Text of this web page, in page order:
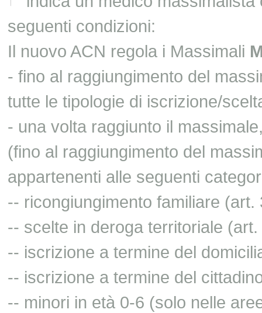
seguenti condizioni:
Il nuovo ACN regola i Massimali
- fino al raggiungimento del
tutte le tipologie di iscrizione/
- una volta raggiunto il
(fino al raggiungimento del
appartenenti alle seguenti
-- ricongiungimento familiare (art.
-- scelte in deroga territoriale
-- iscrizione a termine del
-- iscrizione a termine del
-- minori in età 0-6 (solo nelle